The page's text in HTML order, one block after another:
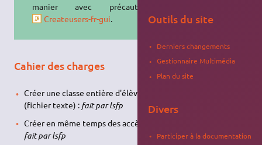
manier avec précaution :
Createusers-fr-gui.
Cahier des charges
Créer une classe entière d'élèves à partir d'une liste de noms
(fichier texte) : fait par lsfp
Créer en même temps des accès Samba, MySQL, PostGres… :
fait par lsfp
Outils du site
Derniers changements
Gestionnaire Multimédia
Plan du site
Divers
Participer à la documentation